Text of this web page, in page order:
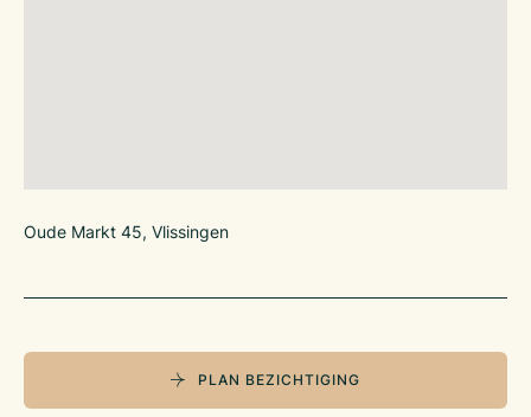
Oude Markt 45, Vlissingen
PLAN BEZICHTIGING